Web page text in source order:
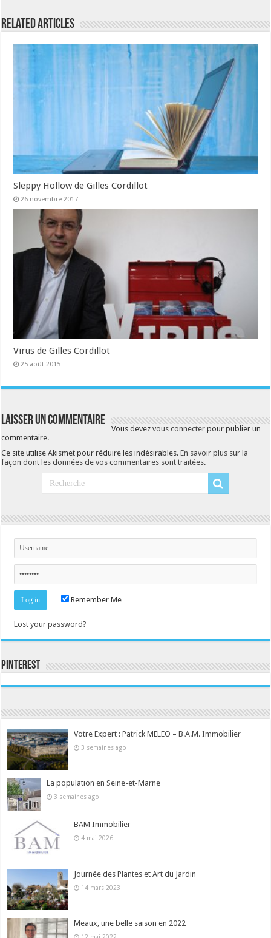
Related Articles
Sleppy Hollow de Gilles Cordillot
26 novembre 2017
Virus de Gilles Cordillot
25 août 2015
Laisser un commentaire
Vous devezvous connecter pour publier un
commentaire.
Ce site utilise Akismet pour réduire les indésirables.En savoir plus sur la
façon dont les données de vos commentaires sont traitées.
Remember Me
Lost your password?
Pinterest
Votre Expert : Patrick MELEO – B.A.M. Immobilier
3 semaines ago
La population en Seine-et-Marne
3 semaines ago
BAM Immobilier
4 mai 2026
Journée des Plantes et Art du Jardin
14 mars 2023
Meaux, une belle saison en 2022